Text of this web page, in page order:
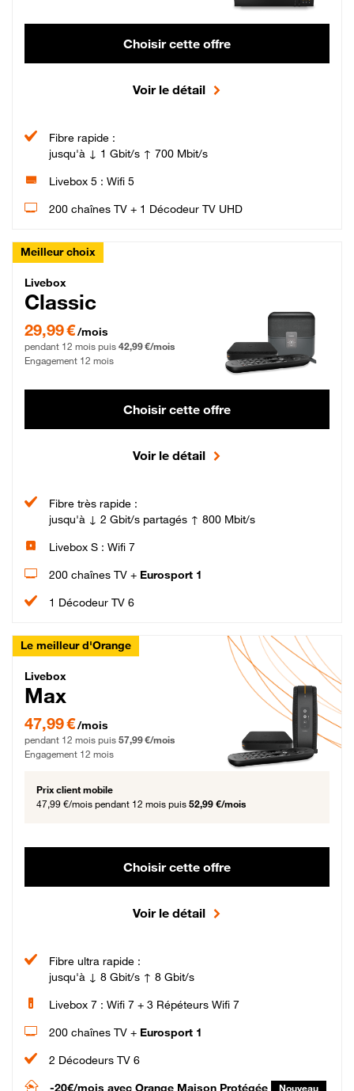
Choisir cette offre
Voir le détail
Fibre rapide :
jusqu'à ↓ 1 Gbit/s ↑ 700 Mbit/s
Livebox 5 : Wifi 5
200 chaînes TV + 1 Décodeur TV UHD
Meilleur choix
Livebox Classic Fibre
Livebox
Classic
29,99 € par mois pendant 12 mois puis 42,99 € par mois, Engagement 12 mois
29,99 €/mois
pendant 12 mois puis 42,99 €/mois
Engagement 12 mois
Choisir cette offre
Voir le détail
Fibre très rapide :
jusqu'à ↓ 2 Gbit/s partagés ↑ 800 Mbit/s
Livebox S : Wifi 7
200 chaînes TV + Eurosport 1
1 Décodeur TV 6
Le meilleur d'Orange
Livebox Max Fibre
Livebox
Max
47,99 € par mois pendant 12 mois puis 57,99 € par mois, Engagement 12 mois
47,99 €/mois
pendant 12 mois puis 57,99 €/mois
Engagement 12 mois
Prix client mobile
47,99 €/mois pendant 12 mois puis 52,99 €/mois
Choisir cette offre
Voir le détail
Fibre ultra rapide :
jusqu'à ↓ 8 Gbit/s ↑ 8 Gbit/s
Livebox 7 : Wifi 7 + 3 Répéteurs Wifi 7
200 chaînes TV + Eurosport 1
2 Décodeurs TV 6
-20€/mois avec Orange Maison Protégée Nouveau